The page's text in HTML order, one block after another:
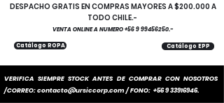
VERIFICA SIEMPRE STOCK ANTES DE COMPRAR CON NOSOTROS
/CORREO:contacto@ursiccorp.com/ FONO: +56 9 33916946.
Catálogo EPP
Catálogo ROPA
DESPACHO GRATIS EN COMPRAS MAYORES A $200.000 A
TODO CHILE.-
VENTA ONLINE A NUMERO+56 9 99456250.-